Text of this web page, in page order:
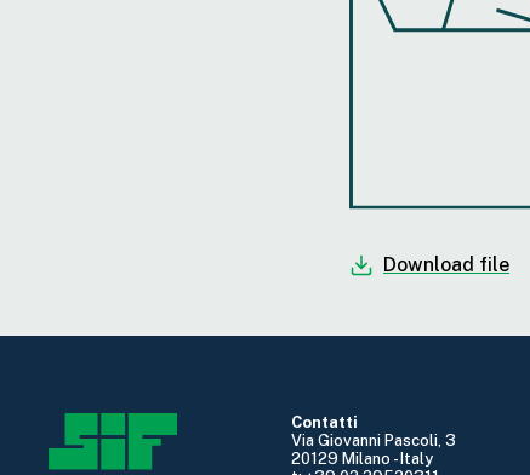
Download file
Contatti
Via Giovanni Pascoli, 3
20129 Milano - Italy